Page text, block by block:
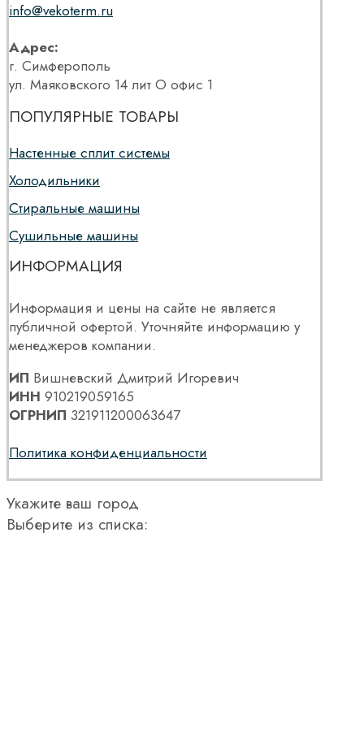
info@vekoterm.ru
Адрес:
г. Симферополь
ул. Маяковского 14 лит О офис 1
ПОПУЛЯРНЫЕ ТОВАРЫ
Настенные сплит системы
Холодильники
Стиральные машины
Сушильные машины
ИНФОРМАЦИЯ
Информация и цены на сайте не является
публичной офертой. Уточняйте информацию у
менеджеров компании.
ИП Вишневский Дмитрий Игоревич
ИНН 910219059165
ОГРНИП 321911200063647
Политика конфиденциальности
Укажите ваш город
Выберите из списка: